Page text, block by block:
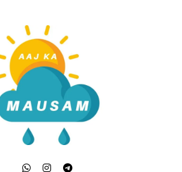
Aaj Ka Mausam | आज